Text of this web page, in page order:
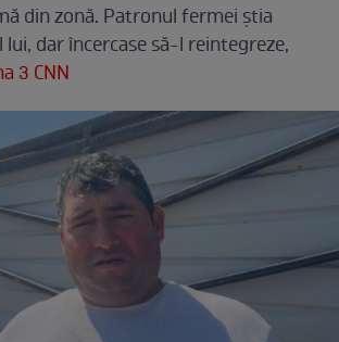
din zonă. Patronul fermei știa
dar încercase să-l reintegreze,
3 CNN